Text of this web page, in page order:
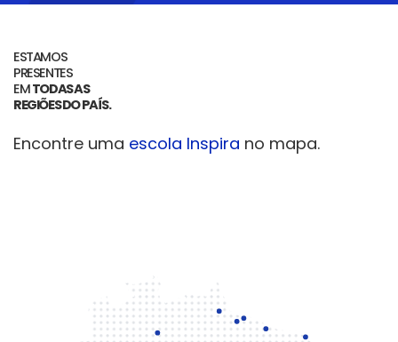
ESTAMOS
PRESENTES
EMTODAS AS
REGIÕES DO PAÍS.
Encontre uma escola Inspira no mapa.